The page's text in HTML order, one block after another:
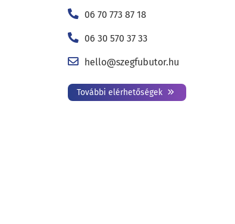
06 70 773 87 18
06 30 570 37 33
hello@szegfubutor.hu
További elérhetőségek